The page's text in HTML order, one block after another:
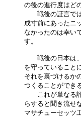
の後の進行度はど
戦後の証言では
成寸前にあったニ
なかったのは幸い
す。
戦後の日本は、
を守っていること
それを裏づけるか
つくることができ
これが単なる評
らすると聞き流せ
マサチューセッツ